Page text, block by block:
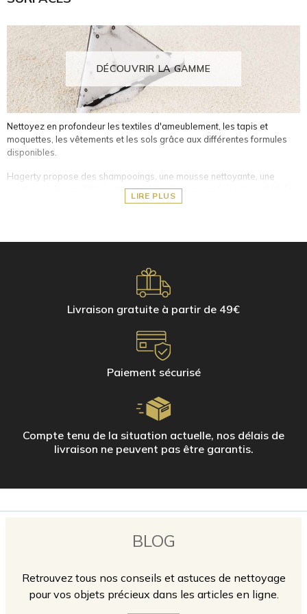
Livraison gratuite à partir de 49€
Paiement sécurisé
Compte tenu de la situation actuelle, nos délais de
livraison ne peuvent pas être garantis.
argent pour éviter qu'elles ne s'oxydent avec le temps.
Housses imprégnées et adaptées aux objets et couverts en
argent
DÉCOUVRIR LA GAMME
Nettoyez en profondeur les textiles d'ameublement, les tapis et
moquettes, les vêtements et les sols grâce aux différentes formules
disponibles.
Hagerty propose des shampooings, une mousse nettoyante, une
poudre sèche, un détachant et un désodorisant, spécialement dédiés
Les sols en bois (naturel, stratifié et vernis), en marbre et en
pierres naturelles (grès, terre cuite, tomette, ardoise ou Zelliges)
Pour le nettoyage quotidien des petites surfaces, utilisez les gants en
l'éclat à votre salle de bains et à votre cuisine.
Gant microfibre pour verre et miroir
LIRE PLUS
BLOG
Retrouvez tous nos conseils et astuces de nettoyage
pour vos objets précieux dans les articles en ligne.